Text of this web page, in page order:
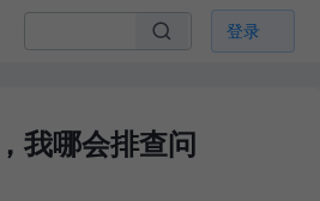
登录
我哪会排查问